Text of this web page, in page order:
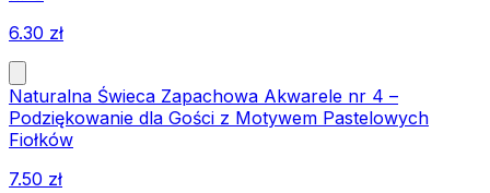
6.30 zł
Naturalna Świeca Zapachowa Akwarele nr 4 –
Podziękowanie dla Gości z Motywem Pastelowych
Fiołków
7.50 zł